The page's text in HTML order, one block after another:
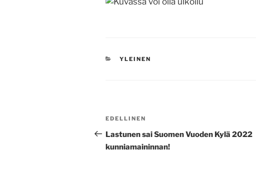
KATEGORIAT
YLEINEN
Artikkelien
selaus
Edellinen
artikkeli
EDELLINEN
Lastunen sai Suomen Vuoden Kylä 2022
kunniamaininnan!